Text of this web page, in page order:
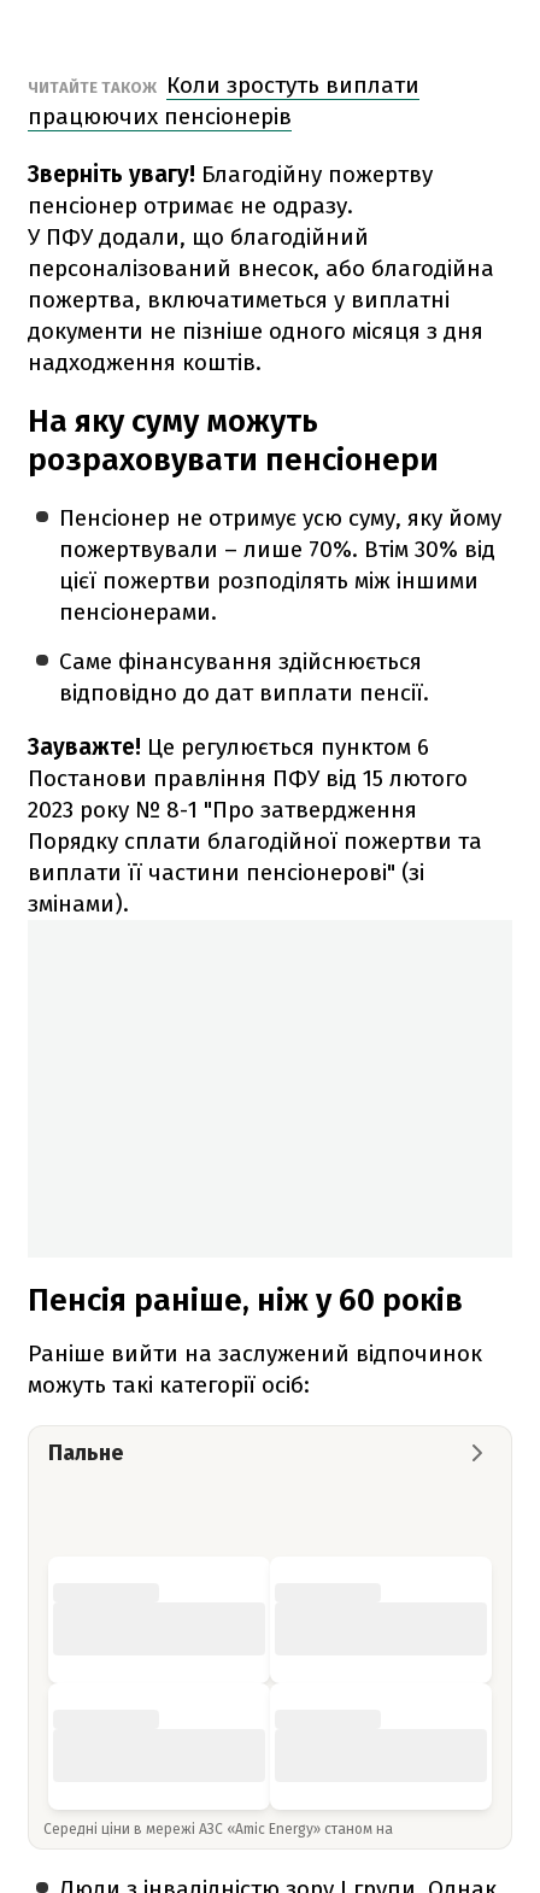
ЧИТАЙТЕ ТАКОЖ
Коли зростуть виплати
працюючих пенсіонерів
Зверніть увагу! Благодійну пожертву
пенсіонер отримає не одразу.
У ПФУ додали, що благодійний
персоналізований внесок, або благодійна
пожертва, включатиметься у виплатні
документи не пізніше одного місяця з дня
надходження коштів.
На яку суму можуть
розраховувати пенсіонери
Пенсіонер не отримує усю суму, яку йому
пожертвували – лише 70%. Втім 30% від
цієї пожертви розподілять між іншими
пенсіонерами.
Саме фінансування здійснюється
відповідно до дат виплати пенсії.
Зауважте! Це регулюється пунктом 6
Постанови правління ПФУ від 15 лютого
2023 року № 8-1 "Про затвердження
Порядку сплати благодійної пожертви та
виплати її частини пенсіонерові" (зі
змінами).
Пенсія раніше, ніж у 60 років
Раніше вийти на заслужений відпочинок
можуть такі категорії осіб:
Пальне
Середні ціни в мережі АЗС «Amic Energy» станом на